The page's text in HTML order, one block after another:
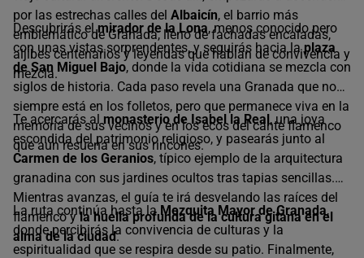
por las estrechas calles del Albaicín, el barrio más
emblemático de Granada, lleno de fachadas encaladas,
aljibes centenarios y leyendas que hablan de convivencia y
mezcla.
Descubrirás elmirador de la Lona, menos conocido pero
con unas vistas sorprendentes, y seguirás hacia laplaza
de San Miguel Bajo, donde la vida cotidiana se mezcla con
siglos de historia. Cada paso revela una Granada que no
siempre está en los folletos, pero que permanece viva en la
memoria de sus vecinos y en los ecos del cante flamenco
que aún resuena en sus rincones.
Te acercarás almonasterio de Isabel la Real, una joya
escondida del patrimonio religioso, y pasearás junto al
Carmen de los Geranios, típico ejemplo de la arquitectura
granadina con sus jardines ocultos tras tapias sencillas.
Mientras avanzas, el guía te irá desvelando las raíces del
flamenco yla huella profunda de la cultura gitana en el
alma de la ciudad.
La ruta continúa hasta laMezquita Mayor de Granada,
donde percibirás la convivencia de culturas y la
espiritualidad que se respira desde su patio. Finalmente,